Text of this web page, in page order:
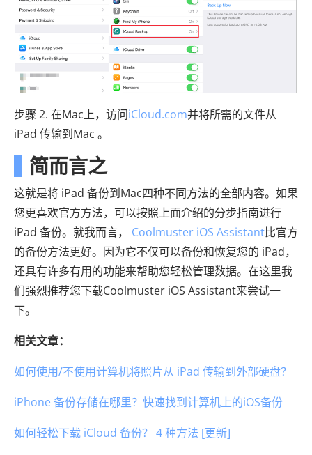
步骤 2. 在Mac上，访问iCloud.com并将所需的文件从
iPad 传输到Mac 。
简而言之
这就是将 iPad 备份到Mac四种不同方法的全部内容。如果
您更喜欢官方方法，可以按照上面介绍的分步指南进行
iPad 备份。就我而言， Coolmuster iOS Assistant比官方
的备份方法更好。因为它不仅可以备份和恢复您的 iPad，
还具有许多有用的功能来帮助您轻松管理数据。在这里我
们强烈推荐您下载Coolmuster iOS Assistant来尝试一
下。
相关文章：
如何使用/不使用计算机将照片从 iPad 传输到外部硬盘？
iPhone 备份存储在哪里？快速找到计算机上的iOS备份
如何轻松下载 iCloud 备份？ 4 种方法 [更新]